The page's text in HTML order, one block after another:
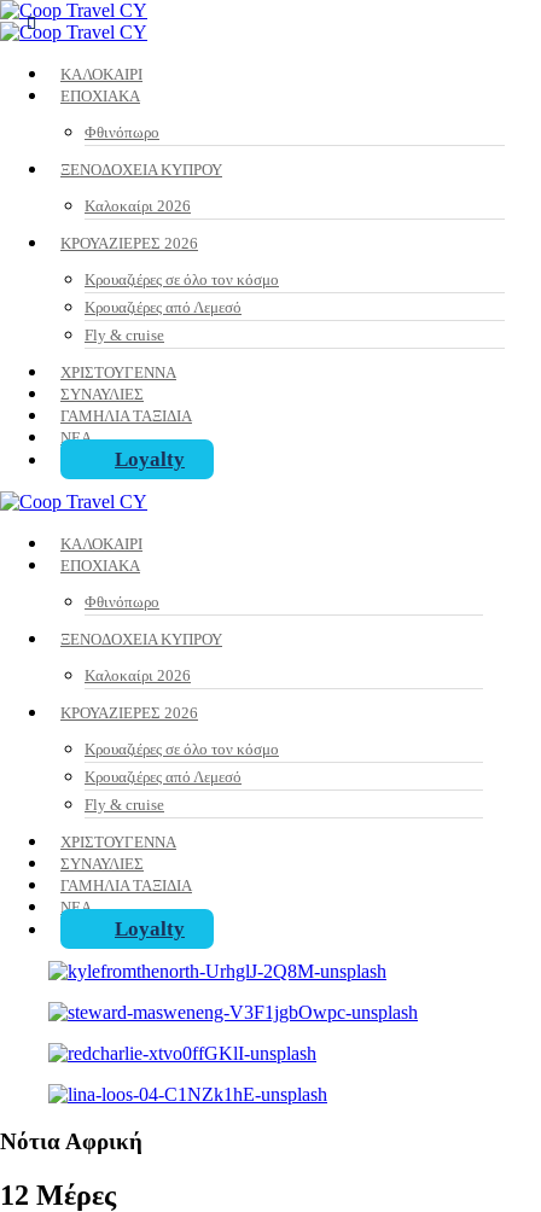
ΚΑΛΟΚΑΙΡΙ
ΕΠΟΧΙΑΚΑ
Φθινόπωρο
ΞΕΝΟΔΟΧΕΙΑ ΚΥΠΡΟΥ
Καλοκαίρι 2026
ΚΡΟΥΑΖΙΕΡΕΣ 2026
Κρουαζιέρες σε όλο τον κόσμο
Κρουαζιέρες από Λεμεσό
Fly & cruise
ΧΡΙΣΤΟΥΓΕΝΝΑ
ΣΥΝΑΥΛΙΕΣ
ΓΑΜΗΛΙΑ ΤΑΞΙΔΙΑ
ΝΕΑ
Loyalty
ΚΑΛΟΚΑΙΡΙ
ΕΠΟΧΙΑΚΑ
Φθινόπωρο
ΞΕΝΟΔΟΧΕΙΑ ΚΥΠΡΟΥ
Καλοκαίρι 2026
ΚΡΟΥΑΖΙΕΡΕΣ 2026
Κρουαζιέρες σε όλο τον κόσμο
Κρουαζιέρες από Λεμεσό
Fly & cruise
ΧΡΙΣΤΟΥΓΕΝΝΑ
ΣΥΝΑΥΛΙΕΣ
ΓΑΜΗΛΙΑ ΤΑΞΙΔΙΑ
ΝΕΑ
Loyalty
Νότια Αφρική
12 Μέρες